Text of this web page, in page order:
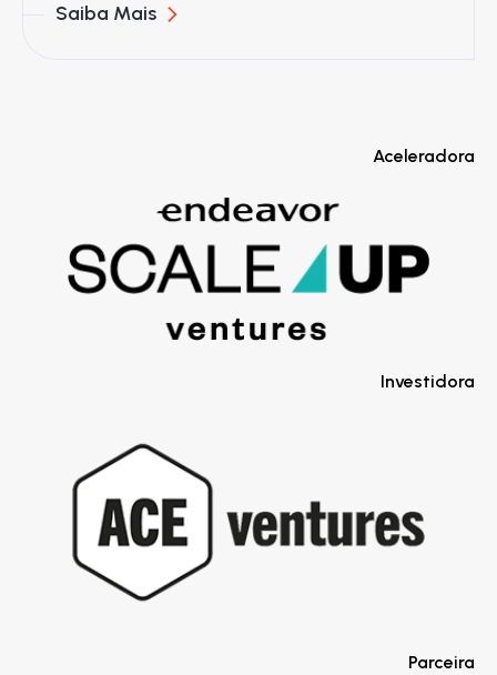
Saiba Mais
Aceleradora
Investidora
Parceira